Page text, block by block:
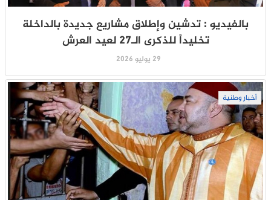
بالفيديو : تدشين وإطلاق مشاريع جديدة بالداخلة
تخليداً للذكرى الـ27 لعيد العرش
29 يوليو 2026
أخبار وطنية